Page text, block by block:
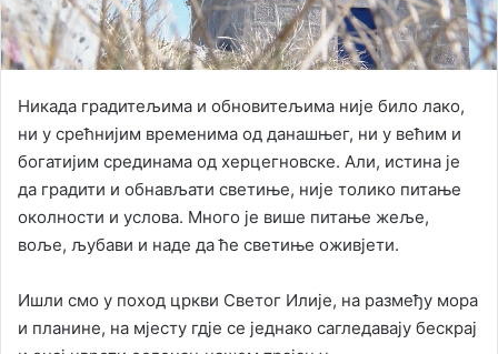
Никада градитељима и обновитељима није било лако,
ни у срећнијим временима од данашњег, ни у већим и
богатијим срединама од херцегновске. Али, истина је
да градити и обнављати светиње, није толико питање
околности и услова. Много је више питање жеље,
воље, љубави и наде да ће светиње оживјети.
Ишли смо у поход цркви Светог Илије, на размеђу мора
и планине, на мјесту гдје се једнако сагледавају бескрај